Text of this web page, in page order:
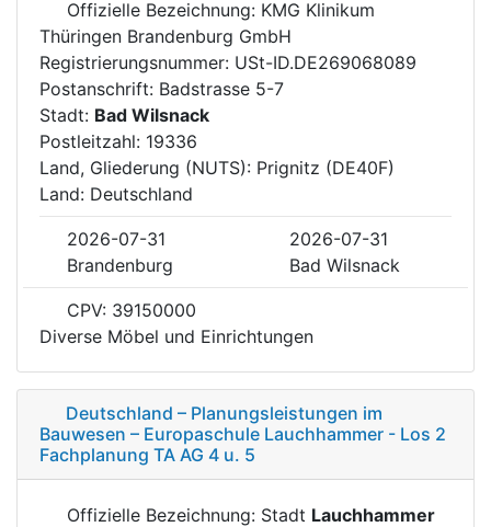
Offizielle Bezeichnung: KMG Klinikum
Thüringen Brandenburg GmbH
Registrierungsnummer: USt-ID.DE269068089
Postanschrift: Badstrasse 5-7
Stadt: Bad Wilsnack
Postleitzahl: 19336
Land, Gliederung (NUTS): Prignitz (DE40F)
Land: Deutschland
2026-07-31
2026-07-31
Brandenburg
Bad Wilsnack
CPV: 39150000
Diverse Möbel und Einrichtungen
Deutschland – Planungsleistungen im
Bauwesen – Europaschule Lauchhammer - Los 2
Fachplanung TA AG 4 u. 5
Offizielle Bezeichnung: Stadt Lauchhammer